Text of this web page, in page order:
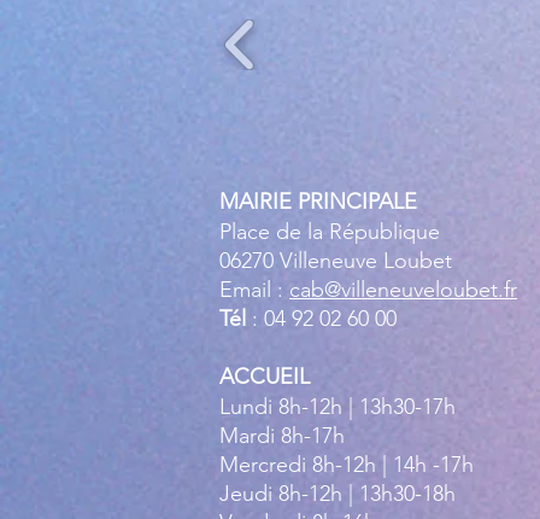
MAIRIE PRINCIPALE
Place de la République
06270 Villeneuve Loubet
Email : cab@villeneuveloubet.fr
Tél : 04 92 02 60 00
ACCUEIL
Lundi 8h-12h | 13h30-17h
Mardi 8h-17h
Mercredi 8h-12h | 14h -17h
Jeudi 8h-12h | 13h30-18h